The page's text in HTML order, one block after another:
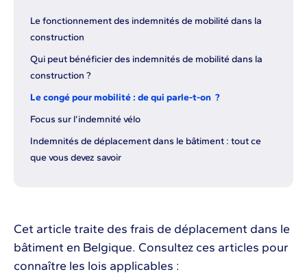
Le fonctionnement des indemnités de mobilité dans la
construction
Qui peut bénéficier des indemnités de mobilité dans la
construction ?
Le congé pour mobilité : de qui parle-t-on ?
Focus sur l’indemnité vélo
Indemnités de déplacement dans le bâtiment : tout ce
que vous devez savoir
Cet article traite des frais de déplacement dans le
bâtiment en Belgique. Consultez ces articles pour
connaître les lois applicables :